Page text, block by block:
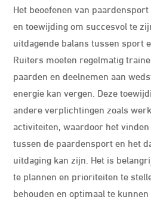
Het beoefenen van
en toewijding om succesvol te
uitdagende balans tussen sport
Ruiters moeten regelmatig
paarden en deelnemen aan
energie kan vergen. Deze
andere verplichtingen zoals
activiteiten, waardoor het
tussen de paardensport en het
uitdaging kan zijn. Het is
te plannen en prioriteiten te
behouden en optimaal te